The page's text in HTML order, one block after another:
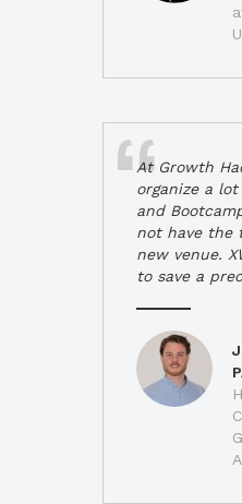
At Growth
organize a
and
not have the
new venue.
to save a